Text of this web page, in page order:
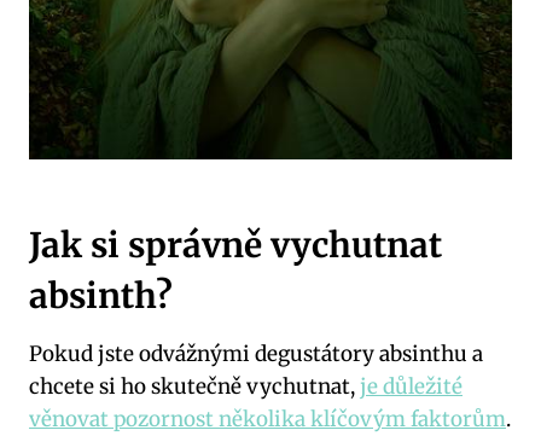
Jak si správně vychutnat
absinth?
Pokud jste odvážnými degustátory absinthu a
⁤chcete si ‌ho skutečně vychutnat,je důležité
věnovat pozornost několika klíčovým faktorům.